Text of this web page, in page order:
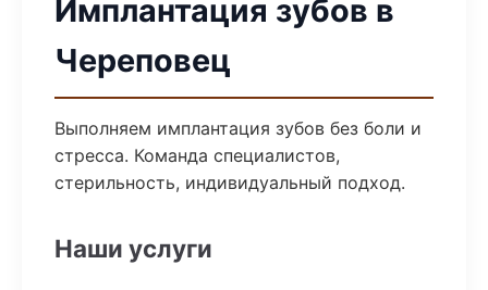
Имплантация зубов в
Череповец
Выполняем имплантация зубов без боли и
стресса. Команда специалистов,
стерильность, индивидуальный подход.
Наши услуги